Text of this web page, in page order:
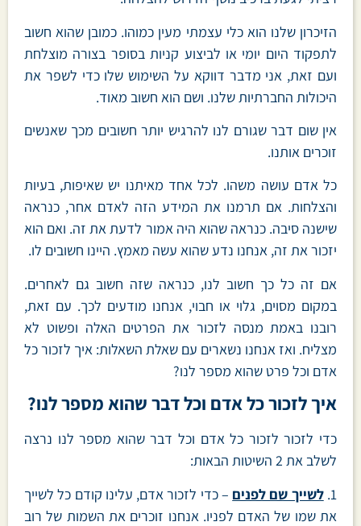
הזיכרון שלנו הוא כלי עצמתי מעין כמוהו. כמובן שהוא חשוב
לתפקוד היום יומי או לביצוע קניות בסופר בצורה מוצלחת
ועם זאת, אני מדבר דווקא על השימוש שלו כדי לשפר את
היכולות החברתיות שלנו. ושם הוא חשוב מאוד.
אין שום דבר שגורם לנו להרגיש יותר חשובים מכך שאנשים
זוכרים אותנו.
כל אדם עושה משהו. לכל אחד מאיתנו יש שאיפות, בעיות
והצלחות. אם תרמנו את המידע הזה לאדם אחר, כנראה
שישנה סיבה. כנראה שהוא היה אמור לדעת את זה. ואם הוא
יזכור את זה, אנחנו נדע שהוא עשה מאמץ. היינו חשובים לו.
אם זה כל כך חשוב לנו, כנראה שזה חשוב גם לאחרים.
במקום מסוים, גלוי או חבוי, אנחנו מודעים לכך. עם זאת,
רובנו באמת מנסה לזכור את הפרטים האלה ופשוט לא
מצליח. ואז אנחנו נשארים עם שאלת השאלות: איך לזכור כל
אדם וכל פרט שהוא מספר לנו?
איך לזכור כל אדם וכל דבר שהוא מספר לנו?
כדי לזכור לזכור כל אדם וכל דבר שהוא מספר לנו נרצה
לשלב את 2 השיטות הבאות:
1. לשייך שם לפנים – כדי לזכור אדם, עלינו קודם כל לשייך
את שמו של האדם לפניו. אנחנו זוכרים את השמות של רוב